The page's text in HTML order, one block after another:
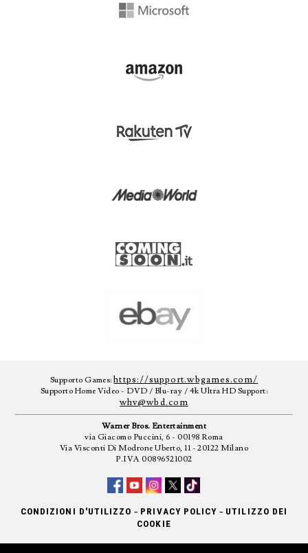
Supporto Games:https://support.wbgames.com/
Supporto Home Video - DVD / Blu-ray / 4k Ultra HD Support:
whv@wbd.com
Warner Bros. Entertainment
via Giacomo Puccini, 6 - 00198 Roma
Via Visconti Di Modrone Uberto, 11 - 20122 Milano
P.IVA 00896521002
CONDIZIONI D'UTILIZZO - PRIVACY POLICY - UTILIZZO DEI
COOKIE